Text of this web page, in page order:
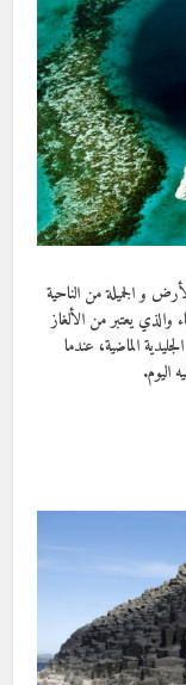
و الجميلة من الناحية
والذي يعتبر من الألغاز
الماضية، عندما